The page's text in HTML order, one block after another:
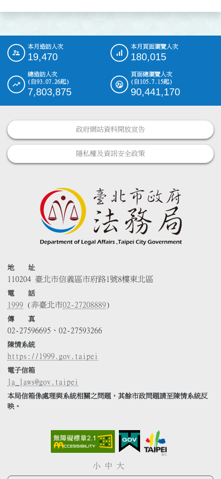
::: 本月造訪人次
19,470
本月頁面瀏覽人次
180,015
總造訪人次
(自93.07.26起)
7,803,875
頁面總瀏覽人次
(自105.7.15起)
90,441,170
政府網站資料開放宣告
隱私權及資訊安全政策
地 址
110204 臺北市信義區市府路1號8樓東北區
電 話
1999 (非臺北市02-27208889)
傳 真
02-27596695、02-27593266
陳情系統
https://1999.gov.taipei
電子信箱
la_laws@gov.taipei
本局信箱係處理與系統相關之問題，其餘市政問題請至陳情系統反
映。
小 中 大